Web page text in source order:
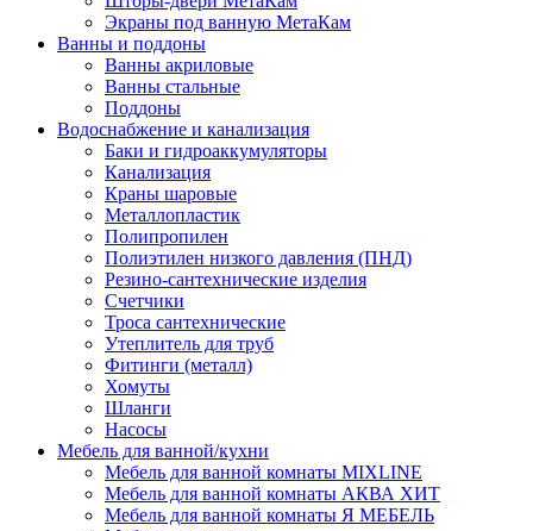
Экраны под ванную МетаКам
Ванны и поддоны
Ванны акриловые
Ванны стальные
Поддоны
Водоснабжение и канализация
Баки и гидроаккумуляторы
Канализация
Краны шаровые
Металлопластик
Полипропилен
Полиэтилен низкого давления (ПНД)
Резино-сантехнические изделия
Счетчики
Троса сантехнические
Утеплитель для труб
Фитинги (металл)
Хомуты
Шланги
Насосы
Мебель для ванной/кухни
Мебель для ванной комнаты MIXLINE
Мебель для ванной комнаты АКВА ХИТ
Мебель для ванной комнаты Я МЕБЕЛЬ